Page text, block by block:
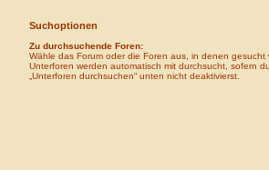
Suchoptionen
Zu durchsuchende Foren:
Wähle das Forum oder die Foren aus, in denen gesucht
Unterforen werden automatisch mit durchsucht, sofern
„Unterforen durchsuchen“ unten nicht deaktivierst.